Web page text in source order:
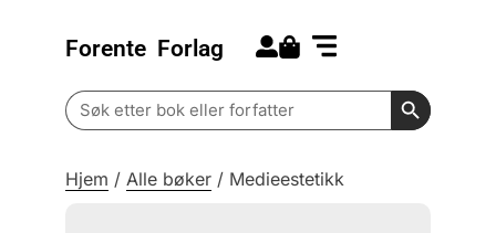
Forente Forlag
Search
for:
Search
Hjem / Alle bøker / Medieestetikk